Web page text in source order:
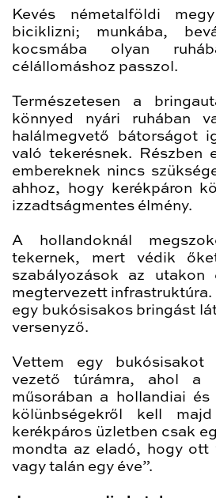
Kevés németalföldi
biciklizni; munkába,
kocsmába olyan
célállomáshoz passzol.
Természetesen a
könnyed nyári ruhában
halálmegvető bátorságot
való tekerésnek. Részben
embereknek nincs
ahhoz, hogy kerékpáron
izzadtságmentes élmény.
A hollandoknál
tekernek, mert védik
szabályozások az
megtervezett
egy bukósisakos bringást
versenyző.
Vettem egy bukósisakot
vezető túrámra, ahol a
műsorában a hollandiai
kölünbségekről kell
kerékpáros üzletben csak
mondta az eladó, hogy ott
vagy talán egy éve”.